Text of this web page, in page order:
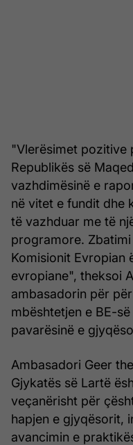
"Vlerësimet pozitive
Republikës së
vazhdimësinë e
në vitet e fundit dhe
të vazhduar me të
programore.
Komisionit Evropian
evropiane", theksoi
ambasadorin për
mbështetjen e BE-
pavarësinë e
Ambasadori Geer
Gjykatës së Lartë
veçanërisht për
hapjen e gjyqësorit,
avancimin e